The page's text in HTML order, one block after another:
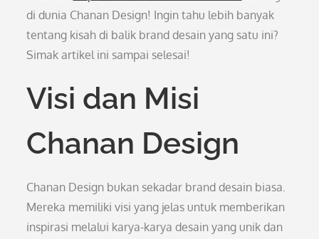
di dunia Chanan Design! Ingin tahu lebih banyak
tentang kisah di balik brand desain yang satu ini?
Simak artikel ini sampai selesai!
Visi dan Misi
Chanan Design
Chanan Design bukan sekadar brand desain biasa.
Mereka memiliki visi yang jelas untuk memberikan
inspirasi melalui karya-karya desain yang unik dan